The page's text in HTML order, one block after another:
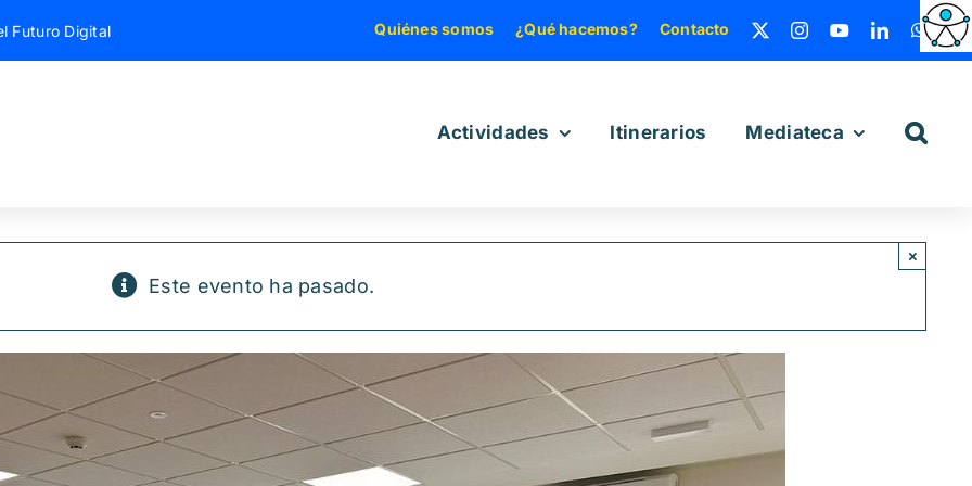
Futuro Digital Quiénes somos ¿Qué hacemos? Contacto
Actividades Itinerarios Mediateca
Este evento ha pasado.
×